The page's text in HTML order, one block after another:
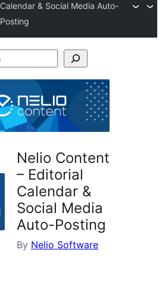
Calendar & Social Media Auto-
Posting
Nelio Content
– Editorial
Calendar &
Social Media
Auto-Posting
By Nelio Software